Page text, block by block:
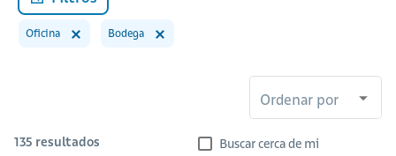
Oficina Bodega
Ordenar por
135 resultados Buscar cerca de mi